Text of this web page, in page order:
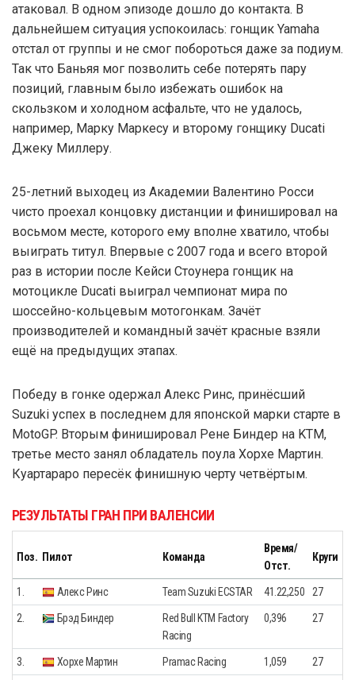
атаковал. В одном эпизоде дошло до контакта. В
дальнейшем ситуация успокоилась: гонщик Yamaha
отстал от группы и не смог побороться даже за подиум.
Так что Баньяя мог позволить себе потерять пару
позиций, главным было избежать ошибок на
скользком и холодном асфальте, что не удалось,
например, Марку Маркесу и второму гонщику Ducati
Джеку Миллеру.
25-летний выходец из Академии Валентино Росси
чисто проехал концовку дистанции и финишировал на
восьмом месте, которого ему вполне хватило, чтобы
выиграть титул. Впервые с 2007 года и всего второй
раз в истории после Кейси Стоунера гонщик на
мотоцикле Ducati выиграл чемпионат мира по
шоссейно-кольцевым мотогонкам. Зачёт
производителей и командный зачёт красные взяли
ещё на предыдущих этапах.
Победу в гонке одержал Алекс Ринс, принёсший
Suzuki успех в последнем для японской марки старте в
MotoGP. Вторым финишировал Рене Биндер на KTM,
третье место занял обладатель поула Хорхе Мартин.
Куартараро пересёк финишную черту четвёртым.
РЕЗУЛЬТАТЫ ГРАН ПРИ ВАЛЕНСИИ
Поз. Пилот Команда
Время/
Отст.
Круги
1. Алекс Ринс Team Suzuki ECSTAR 41.22,250 27
2. Брэд Биндер
Red Bull KTM Factory
Racing
0,396 27
3. Хорхе Мартин Pramac Racing 1,059 27